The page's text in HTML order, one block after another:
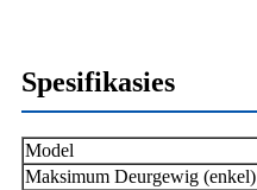
Spesifikasies
Model
Maksimum Deurgewig (enkel)